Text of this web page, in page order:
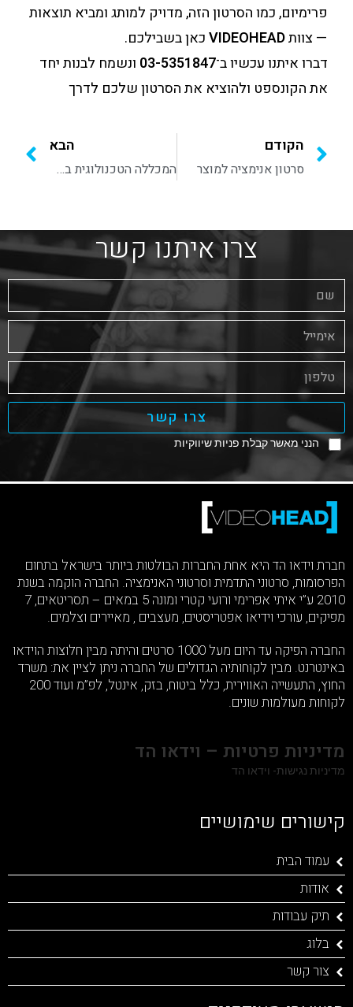
פרימיום, כמו הסרטון הזה, מדויק למותג ומביא תוצאות
— צוותVIDEOHEADכאן בשבילכם.
דברו איתנו עכשיו ב־03-5351847 ונשמח לבנות יחד
את הקונספט ולהוציא את הסרטון שלכם לדרך
הקודם
סרטון אנימציה למוצר
הבא
המכללה הטכנולוגית באר שבע
צרו איתנו קשר
הנני מאשר קבלת פניות שיווקיות
צרו קשר
חברת וידאו הד היא אחת החברות הבולטות ביותר בישראל בתחום
הפרסומות, סרטוני התדמית וסרטוני האנימציה. החברה הוקמה בשנת
2010 ע”י איתי אפרימי ורועי קטרי ומונה 5 במאים – תסריטאים, 7
מפיקים, עורכי וידיאו אפטריסטים, מעצבים , מאיירים וצלמים.
החברה הפיקה עד היום מעל 1000 סרטים והיתה מבין חלוצות הוידאו
באינטרנט. מבין לקוחותיה הגדולים של החברה ניתן לציין את: משרד
החוץ, התעשייה האווירית, כלל ביטוח, בזק, אינטל, לפ”מ ועוד 200
לקוחות מעולמות שונים.
מדיניות פרטיות – וידאו הד
מדיניות נגישות- וידאו הד
קישורים שימושיים
עמוד הבית
אודות
תיק עבודות
בלוג
צור קשר